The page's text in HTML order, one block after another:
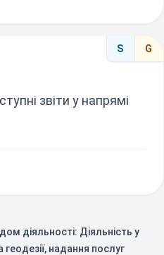
S G
звіти у напрямі
діяльності: Діяльність у
геодезії, надання послуг